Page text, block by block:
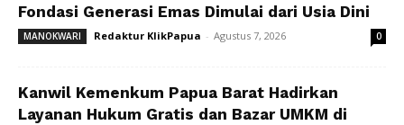
Fondasi Generasi Emas Dimulai dari Usia Dini
MANOKWARI Redaktur KlikPapua - Agustus 7, 2026 0
Kanwil Kemenkum Papua Barat Hadirkan
Layanan Hukum Gratis dan Bazar UMKM di